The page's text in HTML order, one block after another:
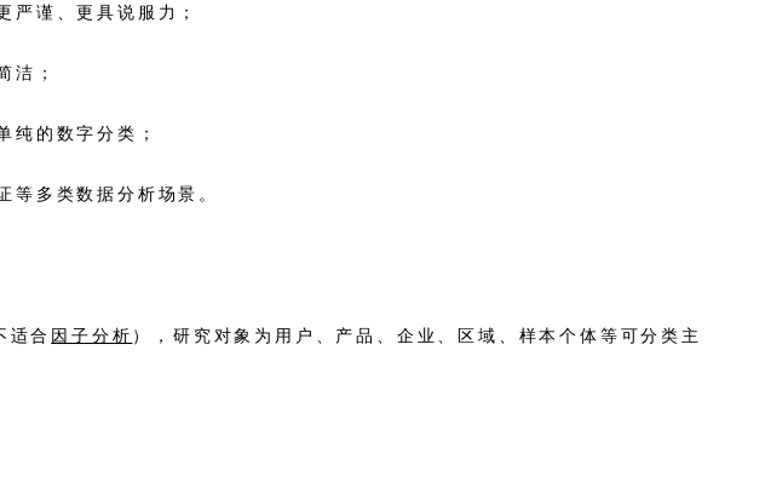
严谨、更具说服力；
洁；
纯的数字分类；
等多类数据分析场景。
适合 因子分析 ），研究对象为用户、产品、企业、区域、样本个体等可分类主